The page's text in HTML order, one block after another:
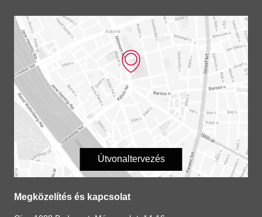
Útvonaltervezés
Megközelítés és kapcsolat